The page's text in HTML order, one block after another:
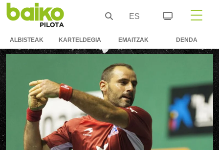
ES
ALBISTEAK KARTELDEGIA EMAITZAK DENDA